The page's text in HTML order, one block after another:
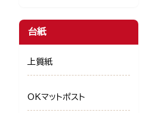
台紙
上質紙
OKマットポスト